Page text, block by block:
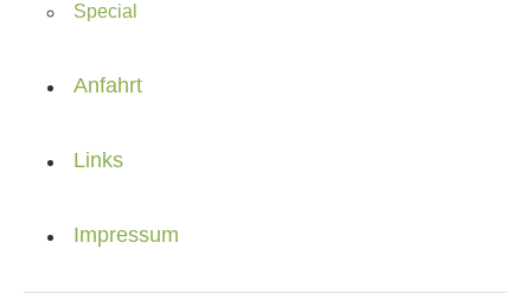
Special
Anfahrt
Links
Impressum